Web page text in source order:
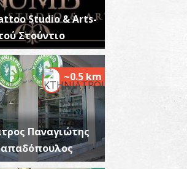
Τριάδη - Καλαμάτα
~0.2Km
Studio & Arts-
Στούντιο
~0.5 km
Παναγιώτης